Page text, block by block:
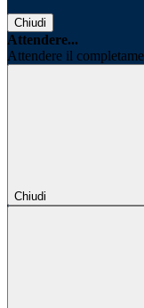
Chiudi
Attendere...
Attendere il
Chiudi